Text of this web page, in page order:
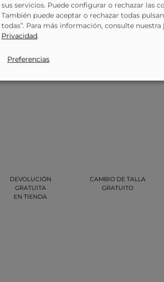
DEVOLUCIÓN
GRATUITA
EN TIENDA
CAMBIO DE TALLA
GRATUITO
sus servicios. Puede configurar o rechazar las
También puede aceptar o rechazar todas
todas”. Para más información, consulte nuestra
Privacidad.
Preferencias